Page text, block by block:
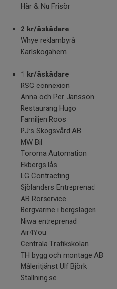
Här & Nu Frisör
2 kr/åskådare
Whye reklambyrå
Karlskogahem
1 kr/åskådare
RSG connexion
Anna och Per Jansson
Restaurang Hugo
Familjen Roos
PJ:s Skogsvård AB
MW Bil
Toroma Automation
Ekbergs lås
LG Contracting
Sjölanders Entreprenad
AB Rörservice
Bergvärme i bergslagen
Niwa entreprenad
Air4You
Centrala Trafikskolan
TH bygg och montage AB
Måleritjänst Ulf Björk
Ställning.se